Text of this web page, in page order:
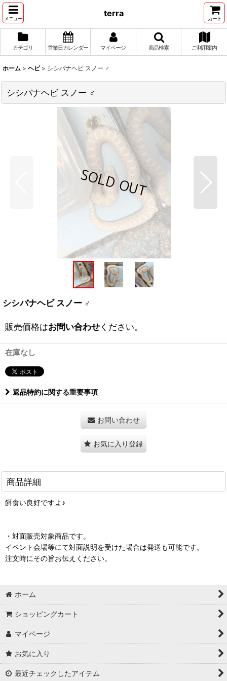
メニュー
terra
カート
カテゴリ 営業日カレンダー マイページ 商品検索 ご利用案内
ホーム > ヘビ > シシバナヘビ スノー ♂
シシバナヘビ スノー ♂
シシバナヘビ スノー ♂
販売価格はお問い合わせください。
在庫なし
返品特約に関する重要事項
お問い合わせ
お気に入り登録
商品詳細
餌食い良好ですよ♪
・対面販売対象商品です。
イベント会場等にて対面説明を受けた場合は発送も可能です。
注文時にその旨お伝えください。
ホーム
ショッピングカート
マイページ
お気に入り
最近チェックしたアイテム